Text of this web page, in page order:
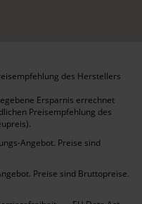
des Herstellers
Ersparnis errechnet
Preisempfehlung des
Angebot. Preise sind
Preise sind Bruttopreise.